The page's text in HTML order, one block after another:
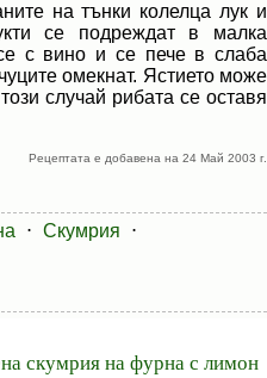
на тънки колелца лук и
се подреждат в малка
с вино и се пече в слаба
омекнат. Ястието може
случай рибата се оставя
Рецептата е добавена на 24 Май 2003 г.
⋅ Скумрия
⋅
скумрия на фурна с лимон